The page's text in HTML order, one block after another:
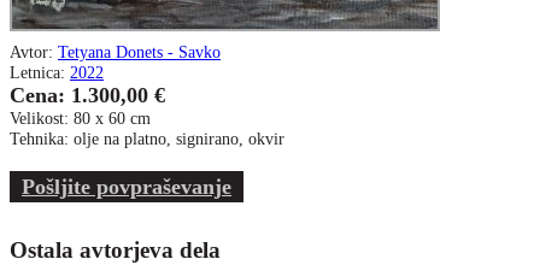
Avtor: Tetyana Donets - Savko
Letnica: 2022
Cena: 1.300,00 €
Velikost: 80 x 60 cm
Tehnika: olje na platno, signirano, okvir
Pošljite povpraševanje
Ostala avtorjeva dela